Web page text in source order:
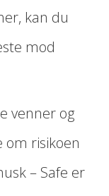
kan du
mod
venner og
om risikoen
– Safe er